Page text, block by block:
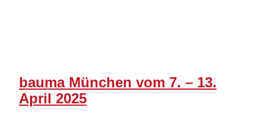
bauma München vom 7. – 13.
April 2025